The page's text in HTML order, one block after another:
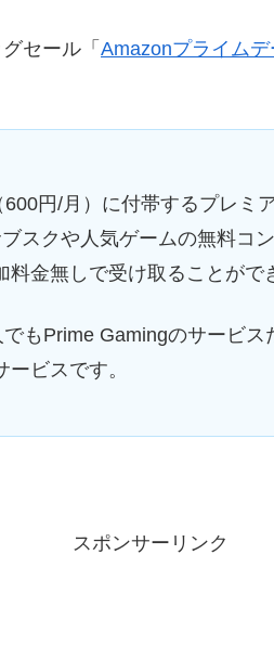
セール「 Amazonプライムデ
600円/月）に付帯するプレミ
スクや人気ゲームの無料コ
金無しで受け取ることがで
もPrime Gamingのサービ
ビスです。
スポンサーリンク